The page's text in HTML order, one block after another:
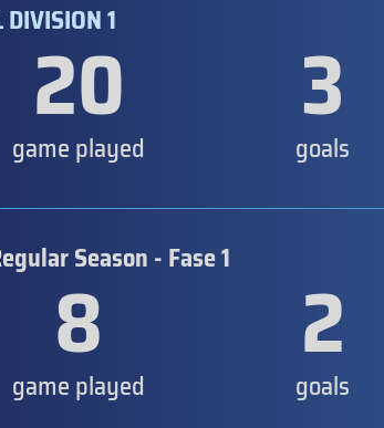
DIVISION 1
20
game played 3
goals
Season - Fase 1
8
game played 2
goals